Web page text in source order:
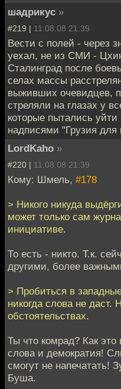
шадрикус »
#219 | 11.08.08 21:39
Вести с полей - через
уехал, не из СМИ -
Сталинград после
селах массы
выживших очевидцев,
стреляли на глазах у
которые пытались
надписями "Грузия для
LordKaho »
#220 | 11.08.08 21:39
Кому: Шмель, #178
> Никого никуда
может только сам
инициативе.
То есть - никто. Т.к.
другими, более
> Пробиться в
никогда слова не даст.
обстоятельствах.
Ты что комрад? Как
слова и демократия!
смогут не напечатать!
Буша.